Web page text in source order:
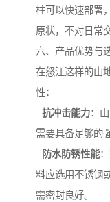
柱可以快速部署
原状，不对日常
六、产品优势与
在怒江这样的山
性：
- 抗冲击能力：
需要具备足够的
- 防水防锈性能
料应选用不锈钢
需密封良好。